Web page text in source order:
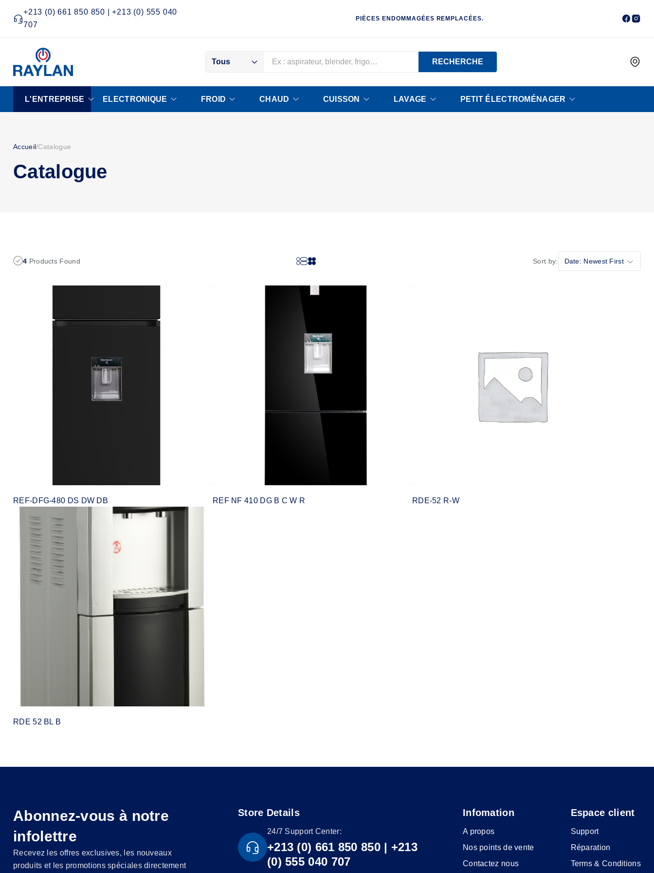
+213 (0) 661 850 850 | +213 (0) 555 040
707
PIÈCES ENDOMMAGÉES REMPLACÉES.
Tous RECHERCHE
L'ENTREPRISE ELECTRONIQUE FROID CHAUD CUISSON LAVAGE PETIT ÉLECTROMÉNAGER
Accueil/Catalogue
Catalogue
4 Products Found Sort by: Date: Newest First
REF-DFG-480 DS DW DB REF NF 410 DG B C W R RDE-52 R-W
RDE 52 BL B
Abonnez-vous à notre
infolettre
Recevez les offres exclusives, les nouveaux
produits et les promotions spéciales directement
Store Details
24/7 Support Center:
+213 (0) 661 850 850 | +213
(0) 555 040 707
Infomation
A propos
Nos points de vente
Contactez nous
Espace client
Support
Réparation
Terms & Conditions